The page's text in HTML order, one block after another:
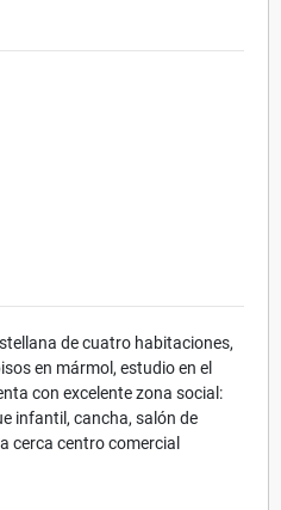
de cuatro habitaciones,
en mármol, estudio en el
con excelente zona social:
infantil, cancha, salón de
cerca centro comercial